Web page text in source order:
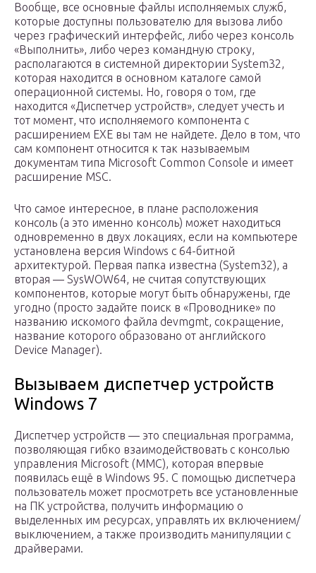
Вообще, все основные файлы исполняемых служб,
которые доступны пользователю для вызова либо
через графический интерфейс, либо через консоль
«Выполнить», либо через командную строку,
располагаются в системной директории System32,
которая находится в основном каталоге самой
операционной системы. Но, говоря о том, где
находится «Диспетчер устройств», следует учесть и
тот момент, что исполняемого компонента с
расширением EXE вы там не найдете. Дело в том, что
сам компонент относится к так называемым
документам типа Microsoft Common Console и имеет
расширение MSC.
Что самое интересное, в плане расположения
консоль (а это именно консоль) может находиться
одновременно в двух локациях, если на компьютере
установлена версия Windows с 64-битной
архитектурой. Первая папка известна (System32), а
вторая — SysWOW64, не считая сопутствующих
компонентов, которые могут быть обнаружены, где
угодно (просто задайте поиск в «Проводнике» по
названию искомого файла devmgmt, сокращение,
название которого образовано от английского
Device Manager).
Вызываем диспетчер устройств
Windows 7
Диспетчер устройств — это специальная программа,
позволяющая гибко взаимодействовать с консолью
управления Microsoft (MMC), которая впервые
появилась ещё в Windows 95. С помощью диспетчера
пользователь может просмотреть все установленные
на ПК устройства, получить информацию о
выделенных им ресурсах, управлять их включением/
выключением, а также производить манипуляции с
драйверами.